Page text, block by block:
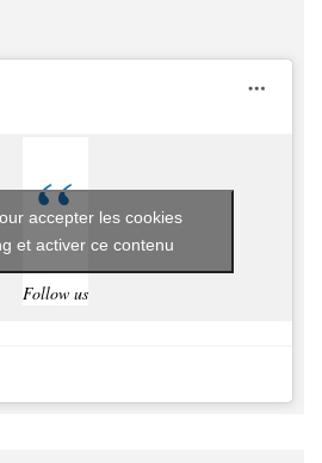
Follow us
accepter les cookies
et activer ce contenu